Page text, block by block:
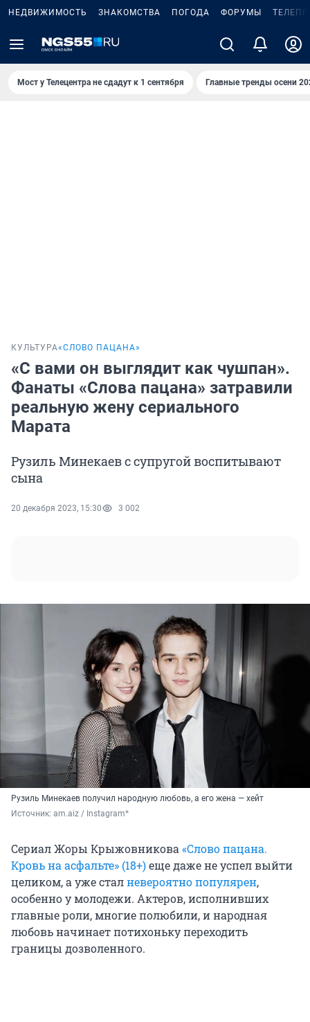
НЕДВИЖИМОСТЬ ЗНАКОМСТВА ПОГОДА ФОРУМЫ
Мост у Телецентра не сдадут к 1 сентября Главные тренды осени
КУЛЬТУРА«СЛОВО ПАЦАНА»
«С вами он выглядит как чушпан».
Фанаты «Слова пацана» затравили
реальную жену сериального
Марата
Рузиль Минекаев с супругой воспитывают
сына
20 декабря 2023, 15:30 3 002
Рузиль Минекаев получил народную любовь, а его жена — хейт
Источник: am.aiz / Instagram*
Сериал Жоры Крыжовникова «Слово пацана.
Кровь на асфальте» (18+)еще даже не успел выйти
целиком, а уже сталневероятно популярен,
особенно у молодежи. Актеров, исполнивших
главные роли, многие полюбили, и народная
любовь начинает потихоньку переходить
границы дозволенного.